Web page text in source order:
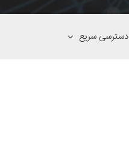
دسترسی سریع